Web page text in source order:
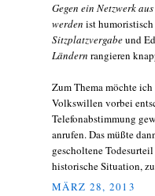
Gegen ein Netzwerk
werden ist
Sitzplatzvergabeund
Ländern rangieren
Zum Thema möchte
Volkswillen vorbei
Telefonabstimmung
anrufen. Das müßte
gescholtene
historische Situation,
MÄRZ 28, 2013